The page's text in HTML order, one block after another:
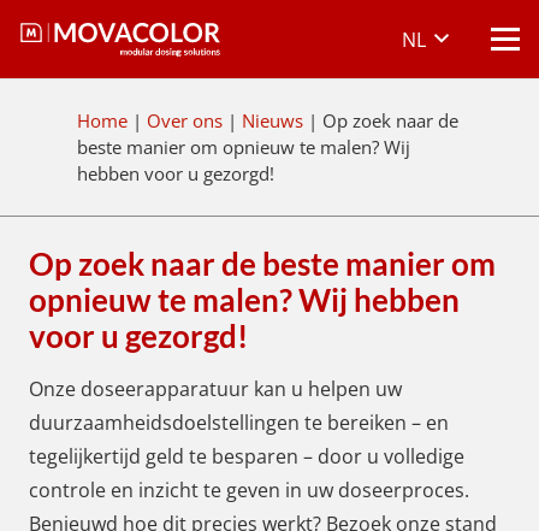
NL
Home | Over ons | Nieuws | Op zoek naar de
beste manier om opnieuw te malen? Wij
hebben voor u gezorgd!
Op zoek naar de beste manier om
opnieuw te malen? Wij hebben
voor u gezorgd!
Onze doseerapparatuur kan u helpen uw
duurzaamheidsdoelstellingen te bereiken – en
tegelijkertijd geld te besparen – door u volledige
controle en inzicht te geven in uw doseerproces.
Benieuwd hoe dit precies werkt? Bezoek onze stand